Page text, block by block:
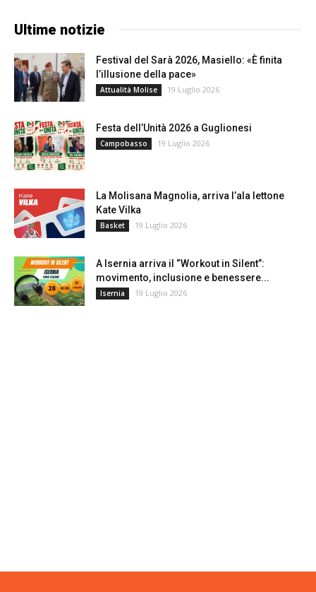
Ultime notizie
Festival del Sarà 2026, Masiello: «È finita
l’illusione della pace»
Attualità Molise 19 Luglio 2026
Festa dell’Unità 2026 a Guglionesi
Campobasso 19 Luglio 2026
La Molisana Magnolia, arriva l’ala lettone
Kate Vilka
Basket 19 Luglio 2026
A Isernia arriva il “Workout in Silent”:
movimento, inclusione e benessere...
Isernia 19 Luglio 2026